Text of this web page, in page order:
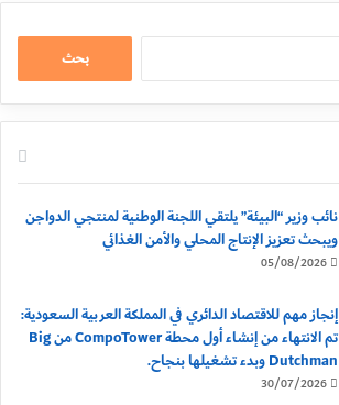
البحث
نائب وزير “البيئة” يلتقي اللجنة الوطنية لمنتجي الدواجن
ويبحث تعزيز الإنتاج المحلي والأمن الغذائي
05/08/2026
إنجاز مهم للاقتصاد الدائري في المملكة العربية السعودية:
تم الانتهاء من إنشاء أول محطة CompoTower من Big
Dutchman وبدء تشغيلها بنجاح.
30/07/2026